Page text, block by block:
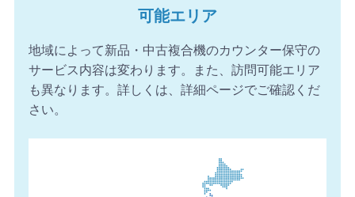
た。ありがとうございます。
2026年8月6日 10:53
【石川県】複合機 SHARP 導入のお問い合わせを頂きまし
た。ありがとうございます。
2026年8月6日 10:49
【埼玉県】コピー機 Canon 導入のお問い合わせを頂きま
可能エリア
地域によって新品・中古複合機のカウンター保守の
サービス内容は変わります。また、訪問可能エリア
も異なります。詳しくは、詳細ページでご確認くだ
さい。